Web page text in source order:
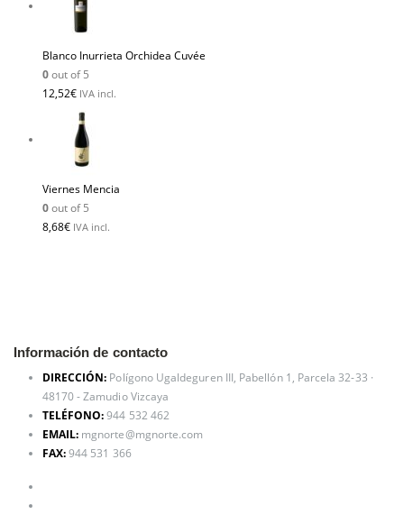
Blanco Inurrieta Orchidea Cuvée
0out of 5
12,52€ IVA incl.
Viernes Mencia
0out of 5
8,68€ IVA incl.
Información de contacto
DIRECCIÓN: Polígono Ugaldeguren III, Pabellón 1, Parcela 32-33 ·
48170 - Zamudio Vizcaya
TELÉFONO:944 532 462
EMAIL: mgnorte@mgnorte.com
FAX:944 531 366